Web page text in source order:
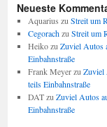
Neueste
Aquarius zuStreit um
CegorachzuStreit um
HeikozuZuviel Autos
Einbahnstraße
Frank MeyerzuZuviel
teils Einbahnstraße
DATzuZuviel Autos
Einbahnstraße